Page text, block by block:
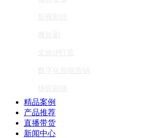
精品案例
产品推荐
直播带货
新闻中心